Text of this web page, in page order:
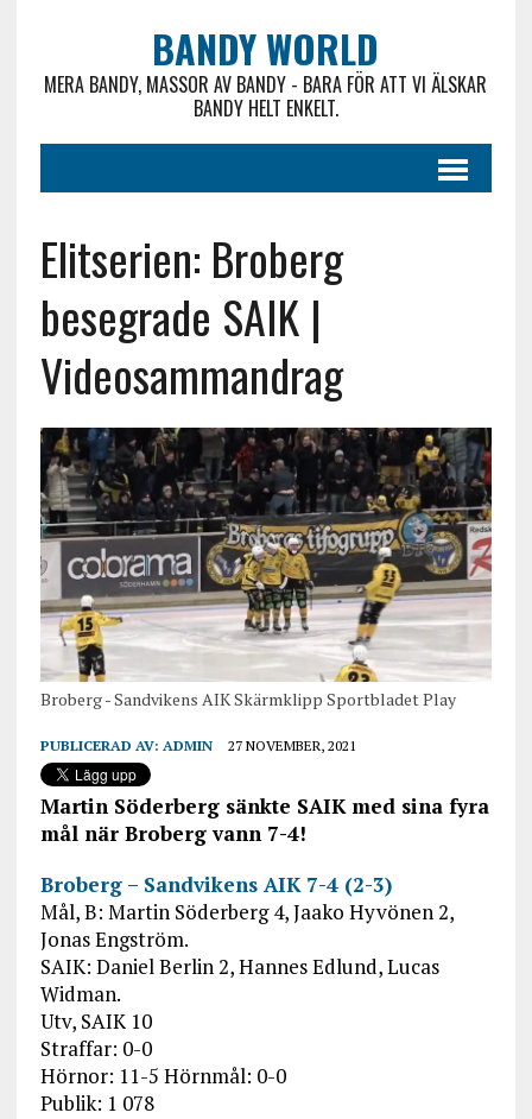
BANDY WORLD
MERA BANDY, MASSOR AV BANDY - BARA FÖR ATT VI ÄLSKAR
BANDY HELT ENKELT.
Elitserien: Broberg
besegrade SAIK |
Videosammandrag
Broberg - Sandvikens AIK Skärmklipp Sportbladet Play
PUBLICERAD AV: ADMIN 27 NOVEMBER, 2021
Martin Söderberg sänkte SAIK med sina fyra
mål när Broberg vann 7-4!
Broberg – Sandvikens AIK 7-4 (2-3)
Mål, B: Martin Söderberg 4, Jaako Hyvönen 2,
Jonas Engström.
SAIK: Daniel Berlin 2, Hannes Edlund, Lucas
Widman.
Utv, SAIK 10
Straffar: 0-0
Hörnor: 11-5 Hörnmål: 0-0
Publik: 1 078